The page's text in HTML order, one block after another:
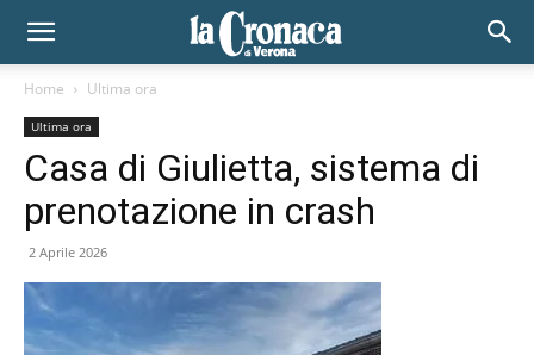
Home Ultima ora
Ultima ora
Casa di Giulietta, sistema di
prenotazione in crash
2 Aprile 2026